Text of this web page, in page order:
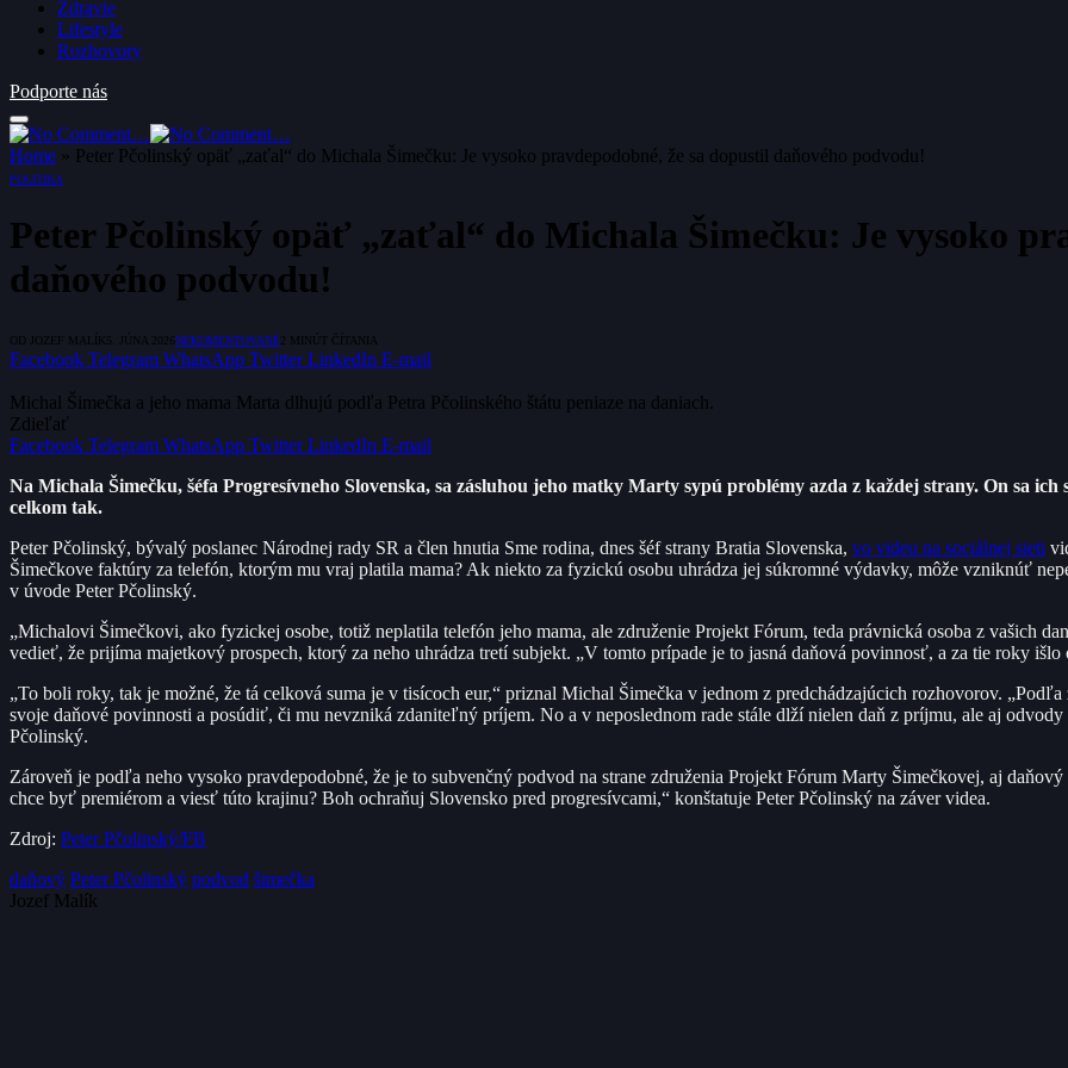
Zdravie
Lifestyle
Rozhovory
Podporte nás
Home » Peter Pčolinský opäť „zaťal“ do Michala Šimečku: Je vysoko pravdepodobné, že sa dopustil daňového podvodu!
POLITIKA
Peter Pčolinský opäť „zaťal“ do Michala Šimečku: Je vysoko
daňového podvodu!
OD JOZEF MALÍK5. JÚNA 2026 NEKOMENTOVANÉ 2 MINÚT ČÍTANIA
Facebook Telegram WhatsApp Twitter LinkedIn E-mail
Michal Šimečka a jeho mama Marta dlhujú podľa Petra Pčolinského štátu peniaze na daniach.
Zdieľať
Facebook Telegram WhatsApp Twitter LinkedIn E-mail
Na Michala Šimečku, šéfa Progresívneho Slovenska, sa zásluhou jeho matky Marty sypú problémy azda z každej strany. On sa
celkom tak.
Peter Pčolinský, bývalý poslanec Národnej rady SR a člen hnutia Sme rodina, dnes šéf strany Bratia Slovenska, vo videu na sociálnej sieti
Šimečkove faktúry za telefón, ktorým mu vraj platila mama? Ak niekto za fyzickú osobu uhrádza jej súkromné výdavky, môže vzniknúť
v úvode Peter Pčolinský.
„Michalovi Šimečkovi, ako fyzickej osobe, totiž neplatila telefón jeho mama, ale združenie Projekt Fórum, teda právnická osoba z vašich
vedieť, že prijíma majetkový prospech, ktorý za neho uhrádza tretí subjekt. „V tomto prípade je to jasná daňová povinnosť, a za tie roky
„To boli roky, tak je možné, že tá celková suma je v tisícoch eur,“ priznal Michal Šimečka v jednom z predchádzajúcich rozhovorov.
svoje daňové povinnosti a posúdiť, či mu nevzniká zdaniteľný príjem. No a v neposlednom rade stále dlží nielen daň z príjmu, ale aj
Pčolinský.
Zároveň je podľa neho vysoko pravdepodobné, že je to subvenčný podvod na strane združenia Projekt Fórum Marty Šimečkovej, aj
chce byť premiérom a viesť túto krajinu? Boh ochraňuj Slovensko pred progresívcami,“ konštatuje Peter Pčolinský na záver videa.
Zdroj: Peter Pčolinský/FB
daňový Peter Pčolinský podvod šimečka
Jozef Malík